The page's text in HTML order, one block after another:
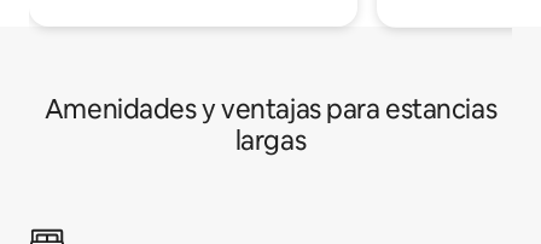
Amenidades y ventajas para estancias
largas